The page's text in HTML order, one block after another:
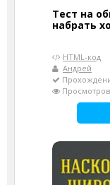
Тест на
набрать
HTML-код
Андрей